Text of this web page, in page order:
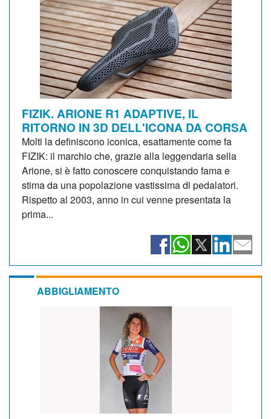
FIZIK. ARIONE R1 ADAPTIVE, IL
RITORNO IN 3D DELL'ICONA DA CORSA
Molti la definiscono iconica, esattamente come fa
FIZIK: il marchio che, grazie alla leggendaria sella
Arione, si è fatto conoscere conquistando fama e
stima da una popolazione vastissima di pedalatori.
Rispetto al 2003, anno in cui venne presentata la
prima...
ABBIGLIAMENTO